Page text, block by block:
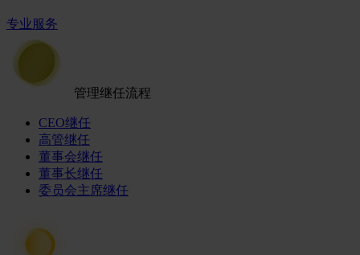
专业服务
管理继任流程
CEO继任
高管继任
董事会继任
董事长继任
委员会主席继任